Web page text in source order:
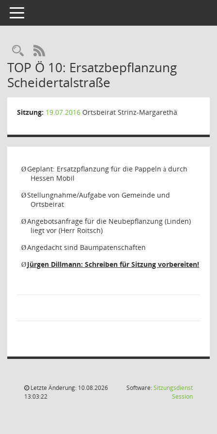
Toggle navigation
Rechercheauswahl
RSS-Feed
TOP Ö 10: Ersatzbepflanzung
Scheidertalstraße
Sitzung: 19.07.2016 Ortsbeirat Strinz-Margarethä
ØGeplant: Ersatzpflanzung für die Pappelnà durch
Hessen Mobil
ØStellungnahme/Aufgabe von Gemeinde und
Ortsbeirat
ØAngebotsanfrage für die Neubepflanzung (Linden)
liegt vor (Herr Roitsch)
ØAngedacht sind Baumpatenschaften
Ø Jürgen Dillmann: Schreiben für Sitzung vorbereiten!
Letzte Änderung: 10.08.2026
13:03:22
Software:Sitzungsdienst
Session(Wird in